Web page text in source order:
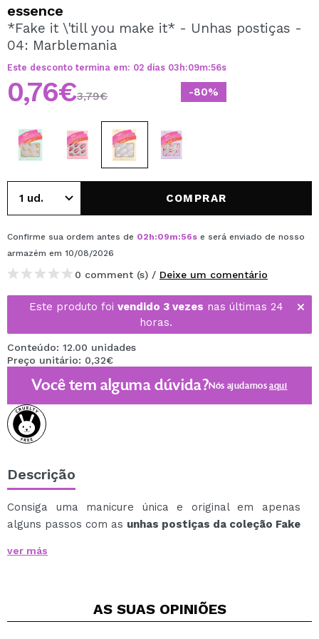
Ao criar uma conta no Maquibeauty.pt pode fazer as suas
compras rapidamente, verificar o estado das suas
essence
*Fake it \'till you make it* - Unhas postiças -
04: Marblemania
Este desconto termina em: 02 dias 03 h:09m:55s
-80%
0,76€3,79€
COMPRAR
Confirme sua ordem antes de 02h:09m:55s e será enviado de nosso
armazém em 10/08/2026
0 comment (s) / Deixe um comentário
Este produto foi vendido 3 vezes nas últimas 24
horas.
Conteúdo: 12.00 unidades
Preço unitário: 0,32€
Você tem alguma dúvida?Nós ajudamosaqui
Descrição
Consiga uma manicure única e original em apenas
alguns passos com as unhas postiças da coleção Fake
Muito fácil de aplicar nas unhas.
ver más
AS SUAS OPINIÕES